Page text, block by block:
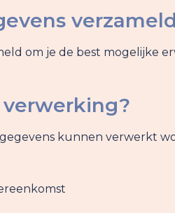
om je de best mogelijke
verwerking?
kunnen verwerkt